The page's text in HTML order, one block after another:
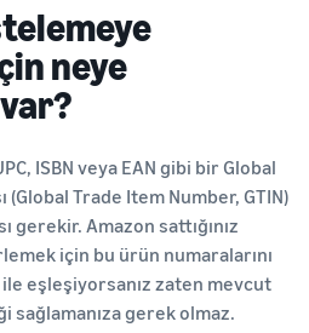
neye
ISBN veya EAN gibi bir Global
Trade Item Number, GTIN)
gerekir. Amazon sattığınız
için bu ürün numaralarını
ile eşleşiyorsanız zaten mevcut
sağlamanıza gerek olmaz.